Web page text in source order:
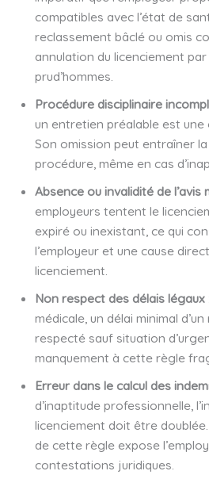
compatibles avec l’état de
reclassement bâclé ou omis
annulation du licenciement
prud’hommes.
Procédure disciplinaire
un entretien préalable est une
Son omission peut entraîner
procédure, même en cas
Absence ou invalidité de l’avis
employeurs tentent le
expiré ou inexistant, ce qui
l’employeur et une cause
licenciement.
Non respect des délais légaux
médicale, un délai minimal
respecté sauf situation
manquement à cette règle
Erreur dans le calcul des
d’inaptitude professionnelle,
licenciement doit être
de cette règle expose
contestations juridiques.